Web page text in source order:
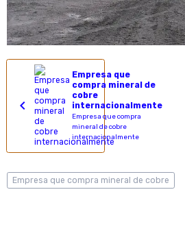
Empresa que
compra mineral de
cobre
internacionalmente
Empresa que compra
mineral de cobre
internacionalmente
Empresa que compra mineral de cobre